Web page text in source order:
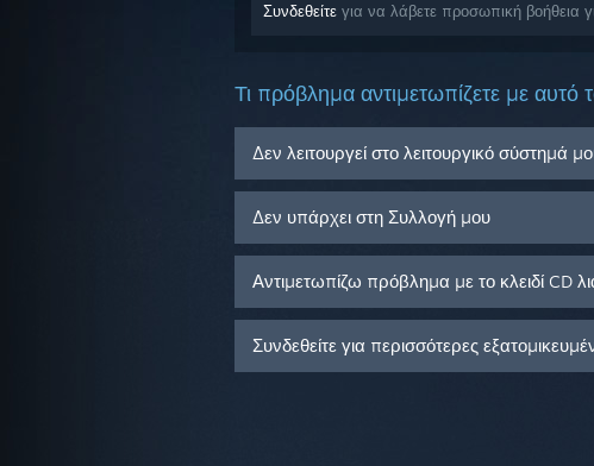
Συνδεθείτε για να λάβετε προσωπική
Τι πρόβλημα αντιμετωπίζετε με αυτό
Δεν λειτουργεί στο λειτουργικό σύστημά
Δεν υπάρχει στη Συλλογή μου
Αντιμετωπίζω πρόβλημα με το κλειδί CD
Συνδεθείτε για περισσότερες